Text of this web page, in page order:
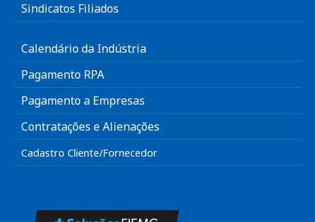
Sindicatos Filiados
Calendário da Indústria
Pagamento RPA
Pagamento a Empresas
Contratações e Alienações
Cadastro Cliente/Fornecedor